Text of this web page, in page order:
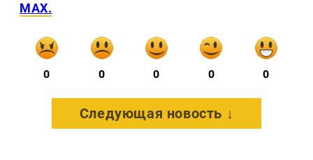
MAX.
0 0 0 0 0
Следующая новость ↓